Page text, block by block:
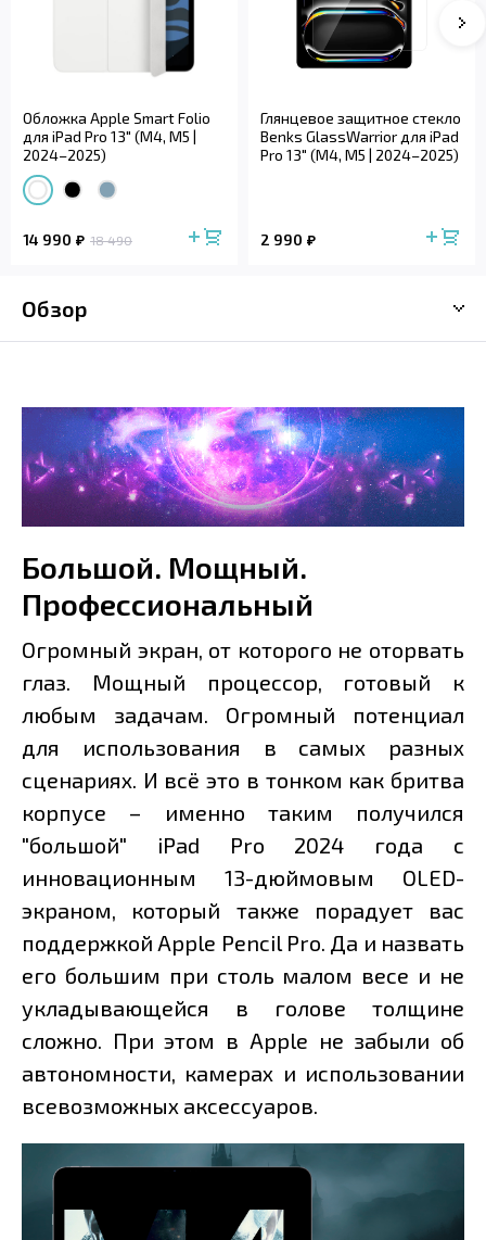
Обложка Apple Smart Folio
для iPad Pro 13" (M4, M5 |
2024–2025)
14 990 18 490
Глянцевое защитное стекло
Benks GlassWarrior для iPad
Pro 13" (M4, M5 | 2024–2025)
2 990
Обзор
Большой. Мощный.
Профессиональный
Огромный экран, от которого не оторвать
глаз. Мощный процессор, готовый к
любым задачам. Огромный потенциал
для использования в самых разных
сценариях. И всё это в тонком как бритва
корпусе – именно таким получился
"большой" iPad Pro 2024 года с
инновационным 13-дюймовым OLED-
экраном, который также порадует вас
поддержкой Apple Pencil Pro. Да и назвать
его большим при столь малом весе и не
укладывающейся в голове толщине
сложно. При этом в Apple не забыли об
автономности, камерах и использовании
всевозможных аксессуаров.